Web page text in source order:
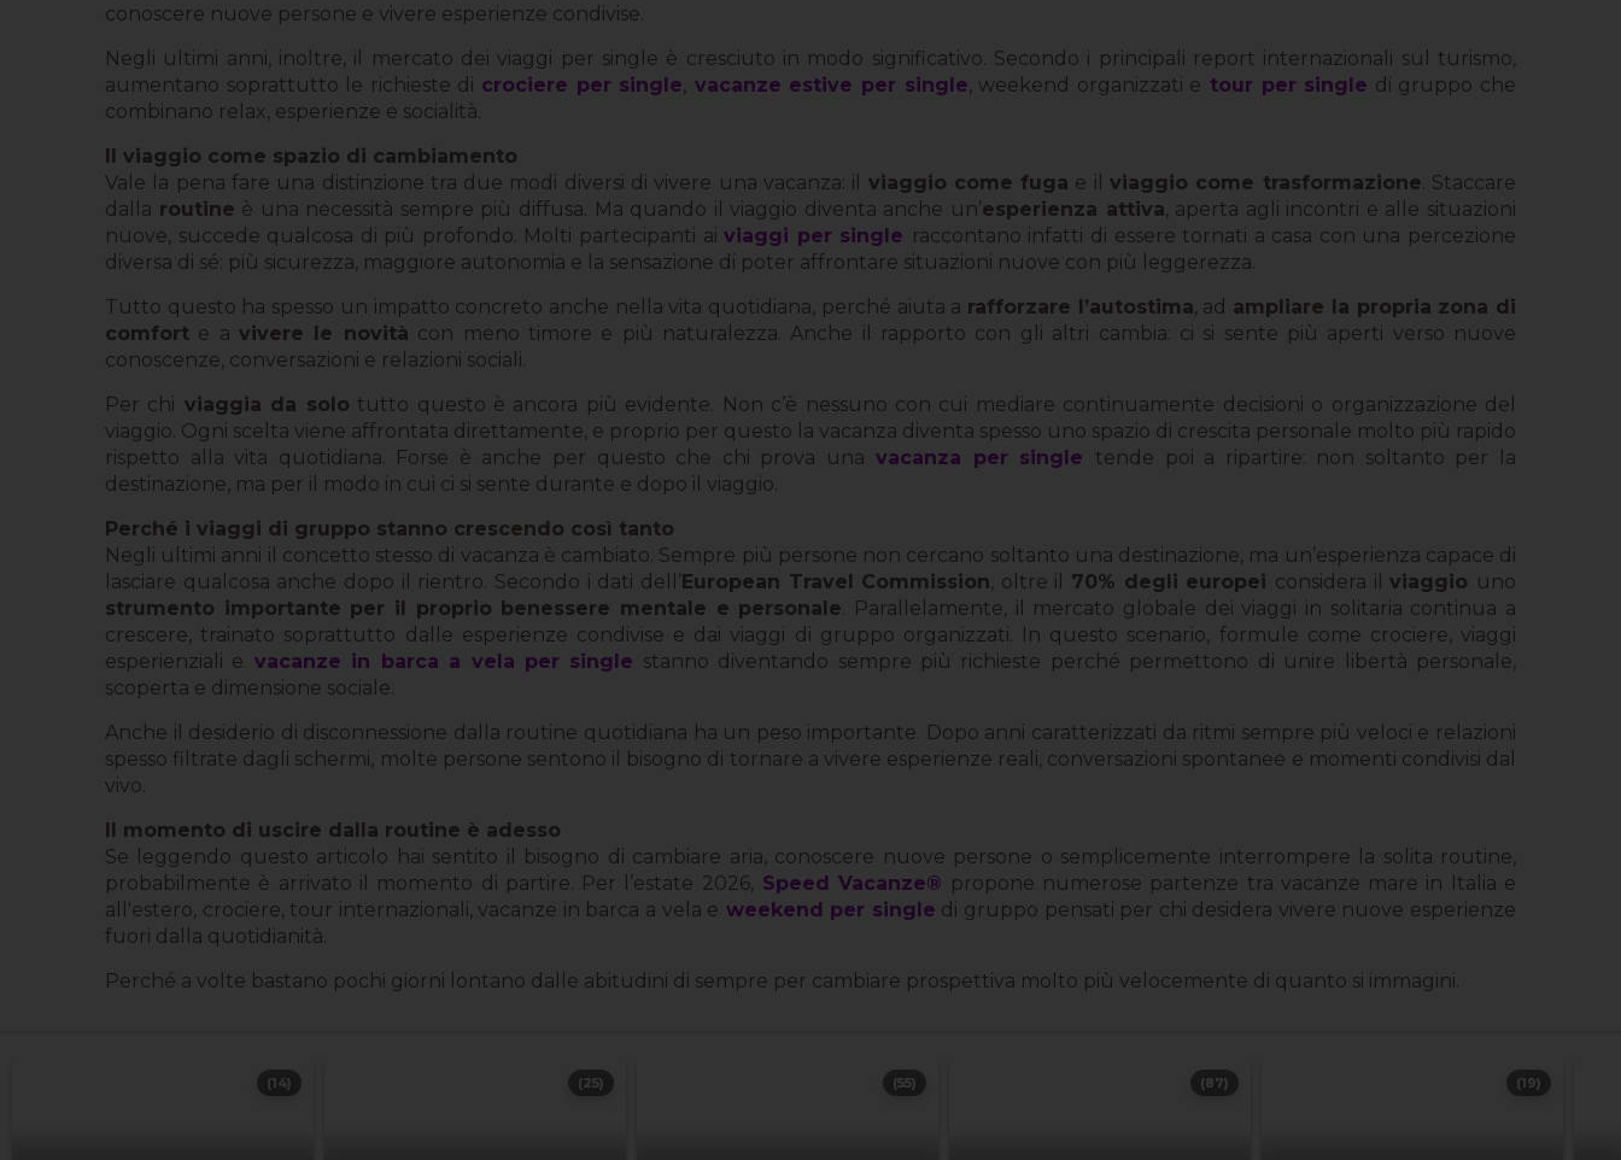
conoscere nuove persone e vivere esperienze condivise.
Negli ultimi anni, inoltre, il mercato dei viaggi per single è cresciuto in modo significativo. Secondo i principali report internazionali sul turismo,
aumentano soprattutto le richieste di crociere per single vacanze estive per single , weekend organizzati e tour per single di gruppo che
combinano relax, esperienze e socialità.
Il viaggio come spazio di cambiamento
Vale la pena fare una distinzione tra due modi diversi di vivere una vacanza: il viaggio come fuga e ilviaggio come trasformazione . Staccare
dalla routine è una necessità sempre più diffusa. Ma quando il viaggio diventa anche un’esperienza attiva , aperta agli incontri e alle situazioni
nuove, succede qualcosa di più profondo. Molti partecipanti aiviaggi per single raccontano infatti di essere tornati a casa con una percezione
diversa di sé: più sicurezza, maggiore autonomia e la sensazione di poter affrontare situazioni nuove con più leggerezza.
Tutto questo ha spesso un impatto concreto anche nella vita quotidiana, perché aiuta a rafforzare l’autostima , ad ampliare la propria zona di
comfort e avivere le novità con meno timore e più naturalezza. Anche il rapporto con gli altri cambia: ci si sente più aperti verso nuove
conoscenze, conversazioni e relazioni sociali.
Per chi viaggia da solo tutto questo è ancora più evidente. Non c’è nessuno con cui mediare continuamente decisioni o organizzazione del
viaggio. Ogni scelta viene affrontata direttamente, e proprio per questo la vacanza diventa spesso uno spazio di crescita personale molto più rapido
rispetto alla vita quotidiana. Forse è anche per questo che chi prova una vacanza per single tende poi a ripartire: non soltanto per la
destinazione, ma per il modo in cui ci si sente durante e dopo il viaggio.
Perché i viaggi di gruppo stanno crescendo così tanto
Negli ultimi anni il concetto stesso di vacanza è cambiato. Sempre più persone non cercano soltanto una destinazione, ma un’esperienza capace di
lasciare qualcosa anche dopo il rientro. Secondo i dati dell’European Travel Commission , oltre il 70% degli europei considera ilviaggio uno
strumento importante per il proprio benessere mentale e personale . Parallelamente, il mercato globale dei viaggi in solitaria continua a
crescere, trainato soprattutto dalle esperienze condivise e dai viaggi di gruppo organizzati. In questo scenario, formule come crociere, viaggi
esperienziali e vacanze in barca a vela per single stanno diventando sempre più richieste perché permettono di unire libertà personale,
scoperta e dimensione sociale.
Anche il desiderio di disconnessione dalla routine quotidiana ha un peso importante. Dopo anni caratterizzati da ritmi sempre più veloci e relazioni
spesso filtrate dagli schermi, molte persone sentono il bisogno di tornare a vivere esperienze reali, conversazioni spontanee e momenti condivisi dal
vivo.
Il momento di uscire dalla routine è adesso
Se leggendo questo articolo hai sentito il bisogno di cambiare aria, conoscere nuove persone o semplicemente interrompere la solita routine,
probabilmente è arrivato il momento di partire. Per l’estate 2026, Speed Vacanze® propone numerose partenze tra vacanze mare in Italia e
all'estero, crociere, tour internazionali, vacanze in barca a vela e weekend per single di gruppo pensati per chi desidera vivere nuove esperienze
fuori dalla quotidianità.
Perché a volte bastano pochi giorni lontano dalle abitudini di sempre per cambiare prospettiva molto più velocemente di quanto si immagini.
(14) (25) (55) (87) (19)